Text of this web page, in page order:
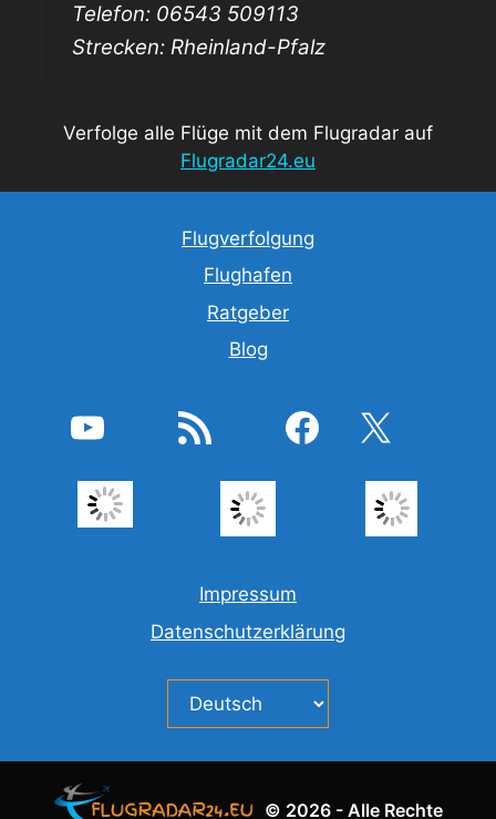
Telefon: 06543 509113
Strecken: Rheinland-Pfalz
Verfolge alle Flüge mit dem Flugradar auf
Flugradar24.eu
Flugverfolgung
Flughafen
Ratgeber
Blog
YouTube RSS-Feed Facebook X
Impressum
Datenschutzerklärung
Sprache
auswählen
© 2026 - Alle Rechte